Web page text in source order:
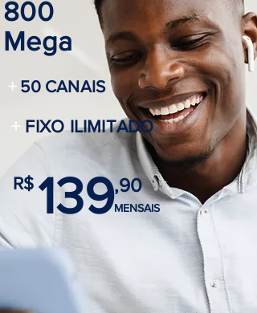
800
Mega
+ 50 CANAIS
+ FIXO ILIMITADO
R$ 139,90
MENSAIS